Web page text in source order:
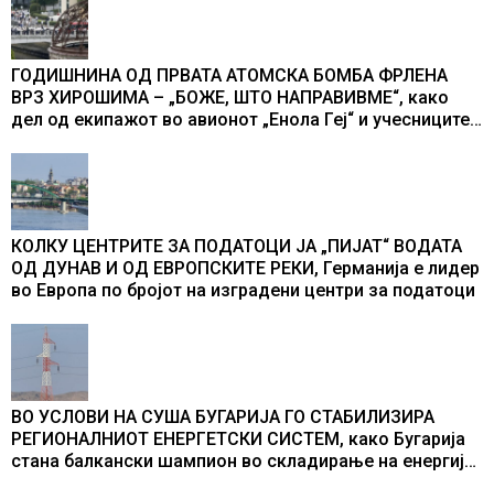
ГОДИШНИНА ОД ПРВАТА АТОМСКА БОМБА ФРЛЕНА
ВРЗ ХИРОШИМА – „БОЖЕ, ШТО НАПРАВИВМЕ“, како
дел од екипажот во авионот „Енола Геј“ и учесниците
промени текот на историјата
КОЛКУ ЦЕНТРИТЕ ЗА ПОДАТОЦИ ЈА „ПИЈАТ“ ВОДАТА
ОД ДУНАВ И ОД ЕВРОПСКИТЕ РЕКИ, Германија е лидер
во Европа по бројот на изградени центри за податоци
ВО УСЛОВИ НА СУША БУГАРИЈА ГО СТАБИЛИЗИРА
РЕГИОНАЛНИОТ ЕНЕРГЕТСКИ СИСТЕМ, како Бугарија
стана балкански шампион во складирање на енергија